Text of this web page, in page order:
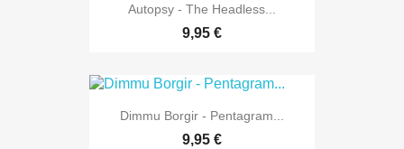
Autopsy - The Headless...
9,95 €
Dimmu Borgir - Pentagram...
9,95 €